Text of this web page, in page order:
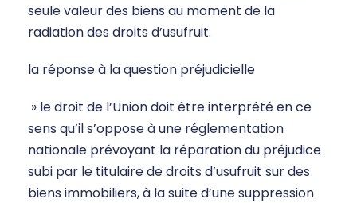
seule valeur des biens au moment de la
radiation des droits d’usufruit.
la réponse à la question préjudicielle
» le droit de l’Union doit être interprété en ce
sens qu’il s’oppose à une réglementation
nationale prévoyant la réparation du préjudice
subi par le titulaire de droits d’usufruit sur des
biens immobiliers, à la suite d’une suppression